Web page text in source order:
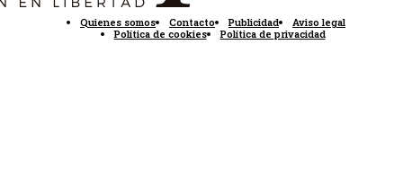
Quienes somos Contacto Publicidad
Aviso legal
Política de cookies
Política de privacidad